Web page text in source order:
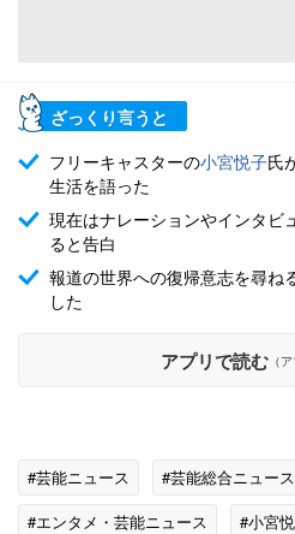
ざっくり言うと
フリーキャスターの小宮悦子氏
生活を語った
現在はナレーションやインタビ
ると告白
報道の世界への復帰意志を尋ね
した
アプリで読む （
#芸能ニュース #芸能総合ニュース
#エンタメ・芸能ニュース
#小宮